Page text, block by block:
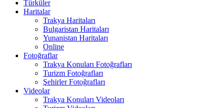
Türküler
Haritalar
Trakya Haritaları
Bulgaristan Haritaları
Yunanistan Haritaları
Online
Fotoğraflar
Trakya Konuları Fotoğrafları
Turizm Fotoğrafları
Şehirler Fotoğrafları
Videolar
Trakya Konuları Videoları